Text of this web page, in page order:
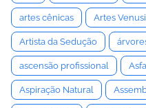
artes cênicas Artes
Artista da Sedução
ascensão profissional
Aspiração Natural